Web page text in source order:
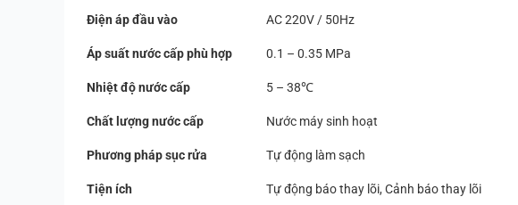
Điện áp đầu vào AC 220V / 50Hz
Áp suất nước cấp phù hợp 0.1 – 0.35 MPa
Nhiệt độ nước cấp 5 – 38℃
Chất lượng nước cấp Nước máy sinh hoạt
Phương pháp sục rửa Tự động làm sạch
Tiện ích Tự động báo thay lõi, Cảnh báo thay lõi